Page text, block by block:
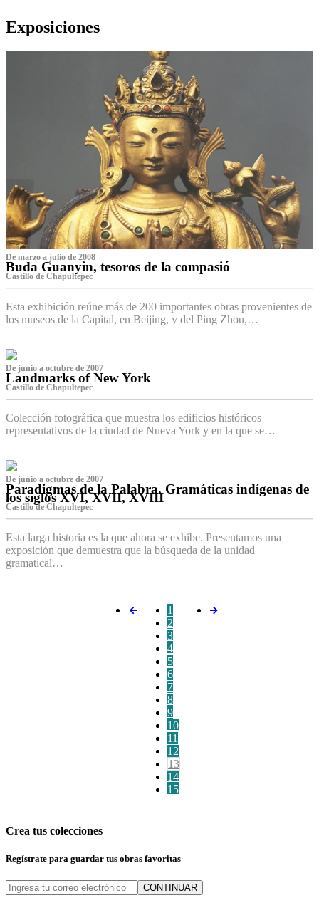
Exposiciones
De marzo a julio de 2008
Buda Guanyin, tesoros de la compasió
Castillo de Chapultepec
Esta exhibición reúne más de 200 importantes obras provenientes de
los museos de la Capital, en Beijing, y del Ping Zhou,…
De junio a octubre de 2007
Landmarks of New York
Castillo de Chapultepec
Colección fotográfica que muestra los edificios históricos
representativos de la ciudad de Nueva York y en la que se…
De junio a octubre de 2007
Paradigmas de la Palabra. Gramáticas indígenas de
los siglos XVI, XVII, XVIII
Castillo de Chapultepec
Esta larga historia es la que ahora se exhibe. Presentamos una
exposición que demuestra que la búsqueda de la unidad
gramatical…
1
2
3
4
5
6
7
8
9
10
11
12
13
14
15
Crea tus colecciones
Regístrate para guardar tus obras favoritas
CONTINUAR